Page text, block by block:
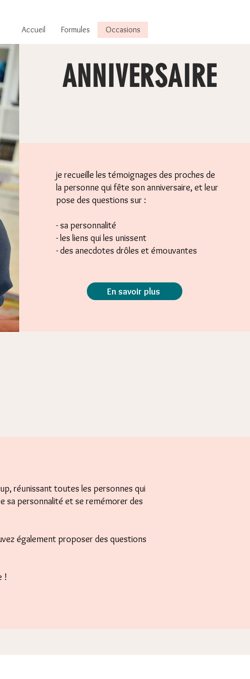
Accueil Formules Occasions
ANNIVERSAIRE
je recueille les témoignages des proches de
la personne qui fête son anniversaire, et leur
pose des questions sur :
- sa personnalité
- les liens qui les unissent
- des anecdotes drôles et émouvantes
En savoir plus
réunissant toutes les personnes qui
sa personnalité et se remémorer des
également proposer des questions
!